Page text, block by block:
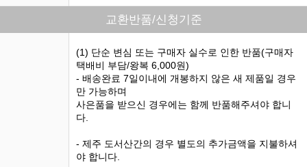
교환반품/신청기준
(1) 단순 변심 또는 구매자 실수로 인한 반품(구매자
택배비 부담/왕복 6,000원)
- 배송완료 7일이내에 개봉하지 않은 새 제품일 경우
만 가능하며
사은품을 받으신 경우에는 함께 반품해주셔야 합니
다.
- 제주 도서산간의 경우 별도의 추가금액을 지불하셔
야 합니다.